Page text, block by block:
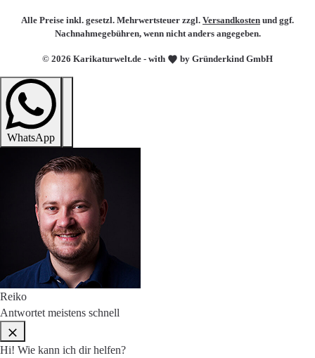
© 2026 Karikaturwelt.de - with by Gründerkind GmbH
Alle Preise inkl. gesetzl. Mehrwertsteuer zzgl. Versandkosten und ggf.
Nachnahmegebühren, wenn nicht anders angegeben.
WhatsApp
Reiko
Antwortet meistens schnell
Hi! Wie kann ich dir helfen?